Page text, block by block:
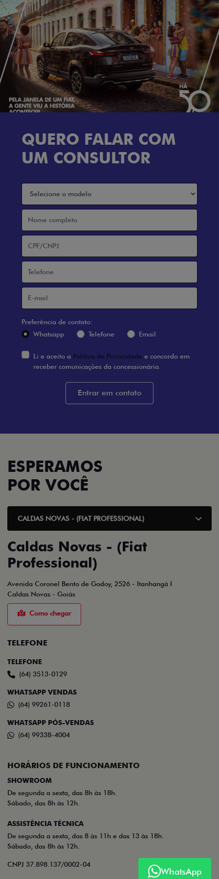
QUERO FALAR COM
UM CONSULTOR
Preferência de contato:
Whatsapp
Telefone Email
Li e aceito a Política de Privacidade e concordo em
receber comunicações da concessionária.
Entrar em contato
ESPERAMOS
POR VOCÊ
CALDAS NOVAS - (FIAT PROFESSIONAL)
Caldas Novas - (Fiat
Professional)
Avenida Coronel Bento de Godoy, 2526 - Itanhangá I
Caldas Novas - Goiás
Como chegar
TELEFONE
TELEFONE
(64) 3513-0129
WHATSAPP VENDAS
(64) 99261-0118
WHATSAPP PÓS-VENDAS
(64) 99338-4004
HORÁRIOS DE FUNCIONAMENTO
SHOWROOM
De segunda a sexta, das 8h às 18h.
Sábado, das 8h às 12h.
ASSISTÊNCIA TÉCNICA
De segunda a sexta, das 8 às 11h e das 13 às 18h.
Sábado, das 8h às 12h.
CNPJ 37.898.137/0002-04
WhatsApp